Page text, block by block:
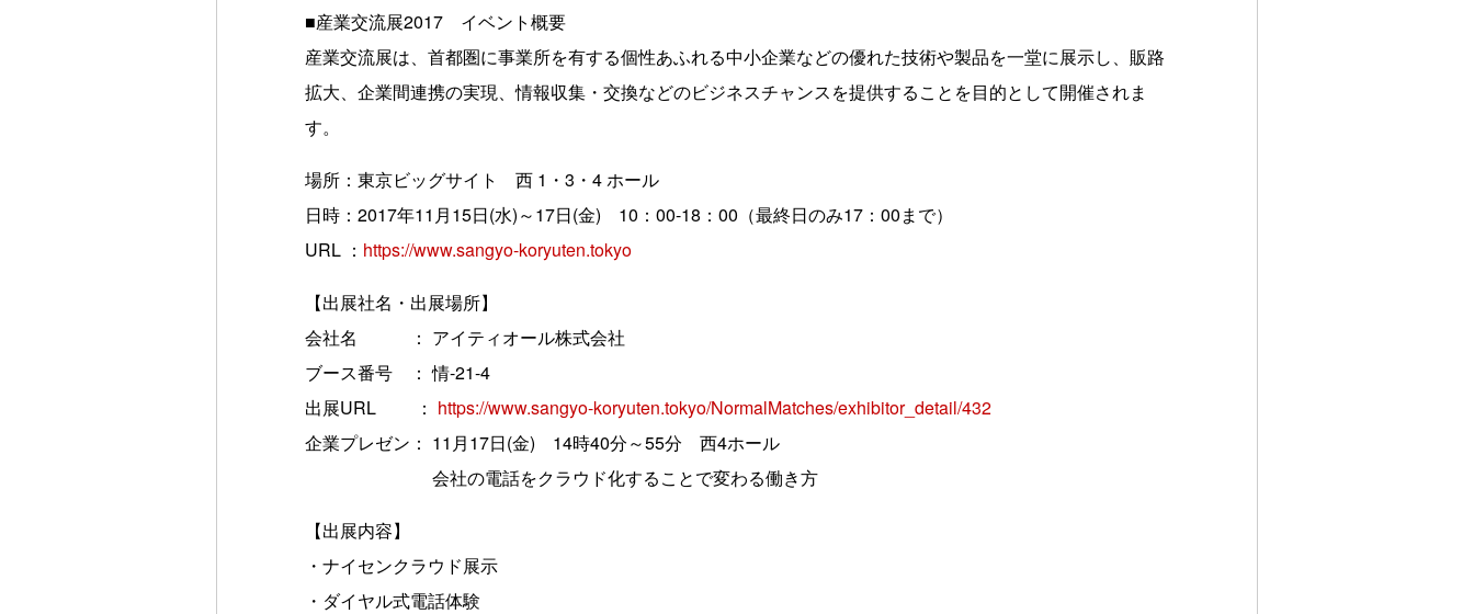
■産業交流展2017 イベント概要
産業交流展は、首都圏に事業所を有する個性あふれる中小企業などの優れた技術や製品を一堂に展示し、販路
拡大、企業間連携の実現、情報収集・交換などのビジネスチャンスを提供することを目的として開催されま
す。
場所：東京ビッグサイト 西 1・3・4 ホール
日時：2017年11月15日(水)～17日(金) 10：00-18：00（最終日のみ17：00まで）
URL ： https://www.sangyo-koryuten.tokyo
【出展社名・出展場所】
会社名 ： アイティオール株式会社
ブース番号 ： 情-21-4
出展URL ： https://www.sangyo-koryuten.tokyo/NormalMatches/exhibitor_detail/432
企業プレゼン： 11月17日(金) 14時40分～55分 西4ホール
会社の電話をクラウド化することで変わる働き方
【出展内容】
・ナイセンクラウド展示
・ダイヤル式電話体験